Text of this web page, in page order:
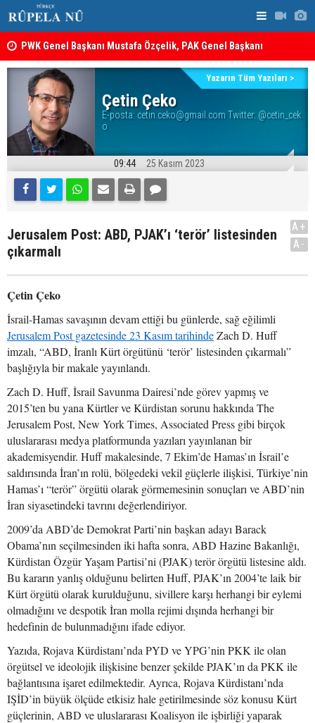
PWK Genel Başkanı Mustafa Özçelik, PAK Genel Başkanı
12 maddelik çerçeve yasanın tam metni belli oldu: İşte
tam metin!
Çetin Çeko
E-posta: cetin.ceko@gmail.com Twitter: @cetin_cek
o
Yazarın Tüm Yazıları >
09:44 25 Kasım 2023
Jerusalem Post: ABD, PJAK’ı ‘terör’ listesinden
çıkarmalı
A+
A-
Çetin Çeko
İsrail-Hamas savaşının devam ettiği bu günlerde, sağ eğilimli
Jerusalem Post gazetesinde 23 Kasım tarihindeZach D. Huff
imzalı, “ABD, İranlı Kürt örgütünü ‘terör’ listesinden çıkarmalı”
başlığıyla bir makale yayınlandı.
Zach D. Huff, İsrail Savunma Dairesi’nde görev yapmış ve
2015’ten bu yana Kürtler ve Kürdistan sorunu hakkında The
Jerusalem Post, New York Times, Associated Press gibi birçok
uluslararası medya platformunda yazıları yayınlanan bir
akademisyendir. Huff makalesinde, 7 Ekim’de Hamas’ın İsrail’e
saldırısında İran’ın rolü, bölgedeki vekil güçlerle ilişkisi, Türkiye’nin
Hamas’ı “terör” örgütü olarak görmemesinin sonuçları ve ABD’nin
İran siyasetindeki tavrını değerlendiriyor.
2009’da ABD’de Demokrat Parti’nin başkan adayı Barack
Obama’nın seçilmesinden iki hafta sonra, ABD Hazine Bakanlığı,
Kürdistan Özgür Yaşam Partisi’ni (PJAK) terör örgütü listesine aldı.
Bu kararın yanlış olduğunu belirten Huff, PJAK’ın 2004’te laik bir
Kürt örgütü olarak kurulduğunu, sivillere karşı herhangi bir eylemi
olmadığını ve despotik İran molla rejimi dışında herhangi bir
hedefinin de bulunmadığını ifade ediyor.
Yazıda, Rojava Kürdistanı’nda PYD ve YPG’nin PKK ile olan
örgütsel ve ideolojik ilişkisine benzer şekilde PJAK’ın da PKK ile
bağlantısına işaret edilmektedir. Ayrıca, Rojava Kürdistanı’nda
IŞİD’in büyük ölçüde etkisiz hale getirilmesinde söz konusu Kürt
güçlerinin, ABD ve uluslararası Koalisyon ile işbirliği yaparak